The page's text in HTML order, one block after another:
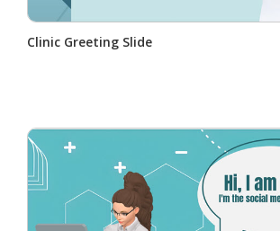
Clinic Greeting Slide